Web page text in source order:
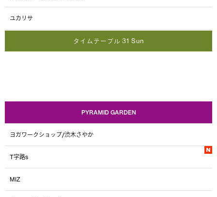
ユカリサ
タイムテーブル 31 Sun
PYRAMID GARDEN
ヨガワークショップ/渋木さやか
T字路s
MIZ